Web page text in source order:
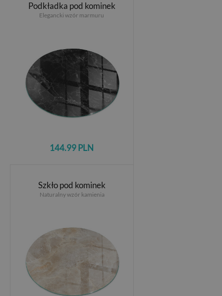
Podkładka pod kominek
Elegancki wzór marmuru
144.99 PLN
Szkło pod kominek
Naturalny wzór kamienia